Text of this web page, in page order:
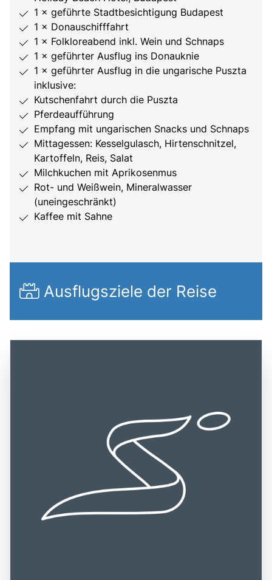
1 × geführte Stadtbesichtigung Budapest
1 × Donauschifffahrt
1 × Folkloreabend inkl. Wein und Schnaps
1 × geführter Ausflug ins Donauknie
1 × geführter Ausflug in die ungarische Puszta
inklusive:
Kutschenfahrt durch die Puszta
Pferdeaufführung
Empfang mit ungarischen Snacks und Schnaps
Mittagessen: Kesselgulasch, Hirtenschnitzel,
Kartoffeln, Reis, Salat
Milchkuchen mit Aprikosenmus
Rot- und Weißwein, Mineralwasser
(uneingeschränkt)
Kaffee mit Sahne
Ausflugsziele der Reise